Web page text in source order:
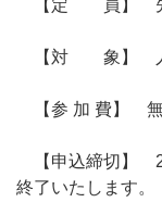
【定 員】 先着
【対 象】 人
【参 加 費】
【申込締切】 2
終了いたします。